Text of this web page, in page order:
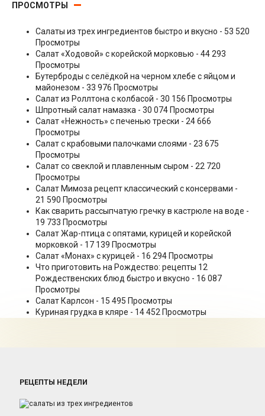
ПРОСМОТРЫ
Салаты из трех ингредиентов быстро и вкусно - 53 520
Просмотры
Салат «Ходовой» с корейской морковью - 44 293
Просмотры
Бутерброды с селёдкой на черном хлебе с яйцом и
майонезом - 33 976 Просмотры
Салат из Роллтона с колбасой - 30 156 Просмотры
Шпротный салат намазка - 30 074 Просмотры
Салат «Нежность» с печенью трески - 24 666
Просмотры
Салат с крабовыми палочками слоями - 23 675
Просмотры
Салат со свеклой и плавленным сыром - 22 720
Просмотры
Салат Мимоза рецепт классический с консервами -
21 590 Просмотры
Как сварить рассыпчатую гречку в кастрюле на воде -
19 733 Просмотры
Салат Жар-птица с опятами, курицей и корейской
морковкой - 17 139 Просмотры
Салат «Монах» с курицей - 16 294 Просмотры
Что приготовить на Рождество: рецепты 12
Рождественских блюд быстро и вкусно - 16 087
Просмотры
Салат Карлсон - 15 495 Просмотры
Куриная грудка в кляре - 14 452 Просмотры
РЕЦЕПТЫ НЕДЕЛИ